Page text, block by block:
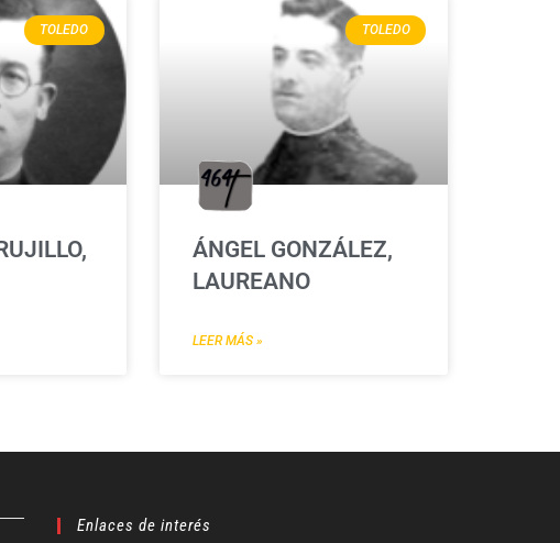
TOLEDO TOLEDO
ÁNGEL GONZÁLEZ,
LAUREANO
LEER MÁS »
Enlaces de interés